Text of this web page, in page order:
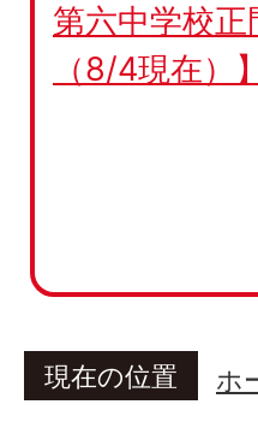
第六中学校
（8/4現在）】
現在の位置 ホ